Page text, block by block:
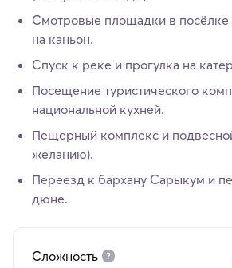
Смотровые площадки в
на каньон.
Спуск к реке и прогулка на
Посещение туристического
национальной кухней.
Пещерный комплекс и
желанию).
Переезд к бархану Сарыкум и
дюне.
Сложность